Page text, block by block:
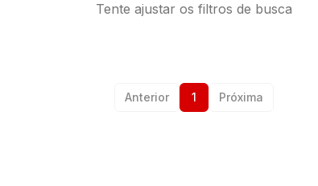
Tente ajustar os filtros de busca
Anterior 1 Próxima